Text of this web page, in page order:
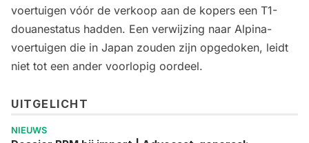
voertuigen vóór de verkoop aan de kopers een T1-
douanestatus hadden. Een verwijzing naar Alpina-
voertuigen die in Japan zouden zijn opgedoken, leidt
niet tot een ander voorlopig oordeel.
UITGELICHT
NIEUWS